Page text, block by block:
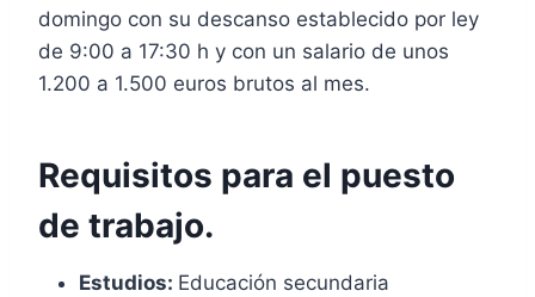
domingo con su descanso establecido por ley
de 9:00 a 17:30 h y con un salario de unos
1.200 a 1.500 euros brutos al mes.
Requisitos para el puesto
de trabajo.
Estudios: Educación secundaria